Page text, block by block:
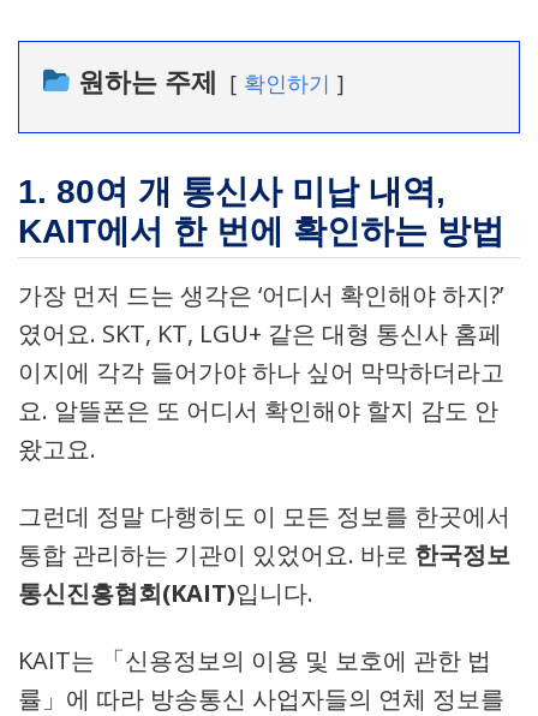
원하는 주제 확인하기
1. 80여 개 통신사 미납 내역,
KAIT에서 한 번에 확인하는 방법
가장 먼저 드는 생각은 ‘어디서 확인해야 하지?’
였어요. SKT, KT, LGU+ 같은 대형 통신사 홈페
이지에 각각 들어가야 하나 싶어 막막하더라고
요. 알뜰폰은 또 어디서 확인해야 할지 감도 안
왔고요.
그런데 정말 다행히도 이 모든 정보를 한곳에서
통합 관리하는 기관이 있었어요. 바로 한국정보
통신진흥협회(KAIT)입니다.
KAIT는 「신용정보의 이용 및 보호에 관한 법
률」에 따라 방송통신 사업자들의 연체 정보를